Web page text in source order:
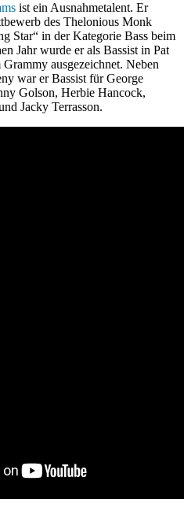
ist ein Ausnahmetalent. Er
des Thelonious Monk
Star“ in der Kategorie Bass beim
Jahr wurde er als Bassist in Pat
ausgezeichnet. Neben
war er Bassist für George
Golson, Herbie Hancock,
Jacky Terrasson.